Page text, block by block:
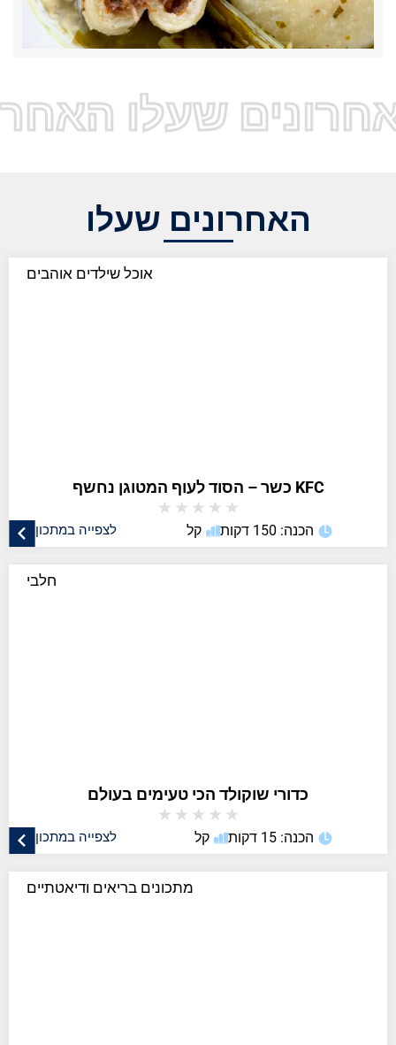
שעלו
האחרונים שעלו
אוכל שילדים אוהבים
KFC כשר – הסוד לעוף המטוגן נחשף
★
★
★
★
★
לצפייה במתכון הכנה: 150 דקות קל
חלבי
כדורי שוקולד הכי טעימים בעולם
★
★
★
★
★
לצפייה במתכון הכנה: 15 דקות קל
מתכונים בריאים ודיאטתיים